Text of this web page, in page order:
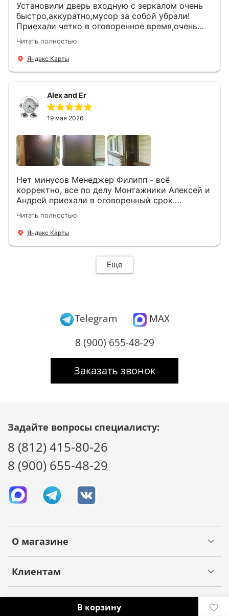
В корзину
Установили дверь входную с зеркалом очень
быстро,аккуратно,мусор за собой убрали!
Приехали четко в оговоренное время,очень
вежливые,деликатные рабочие .Все
понравилось и дверь ,и работа и цена!
Читать полностью
Яндекс Карты
Alex and Er
19 мая 2026
Нет минусов Менеджер Филипп - всё
корректно, все по делу Монтажники Алексей и
Андрей приехали в оговоренный срок.
Демонтировали старую дверь и установили
новую буквально за час Быстро и качественно
+ нормальные цены Всем большое спасибо
Читать полностью
Яндекс Карты
Еще
Telegram
MAX
8 (900) 655-48-29
Заказать звонок
О магазине
Клиентам
Задайте вопросы специалисту:
8 (812) 415-80-26
8 (900) 655-48-29